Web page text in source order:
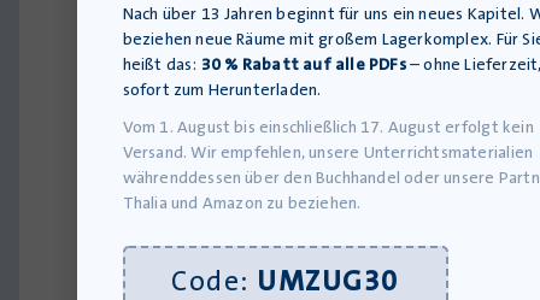
Tipp:
Unsere
und
Nach über 13 Jahren beginnt für uns ein neues Kapitel.
beziehen neue Räume mit großem Lagerkomplex. Für
heißt das: 30 % Rabatt auf alle PDFs– ohne
sofort zum Herunterladen.
Vom 1. August bis einschließlich 17. August erfolgt kein
Versand. Wir empfehlen, unsere Unterrichtsmaterialien
währenddessen über den Buchhandel oder unsere
Thalia und Amazon zu beziehen.
Code: UMZUG30